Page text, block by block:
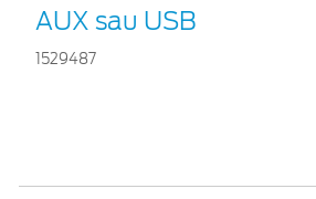
AUX sau USB
1529487